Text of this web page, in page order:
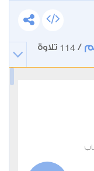
/
114 تلاوة